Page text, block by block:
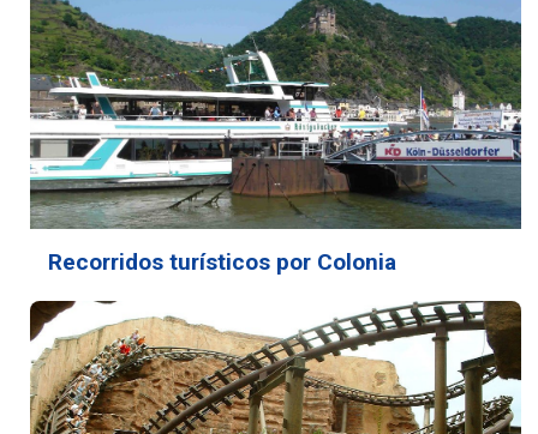
Recorridos turísticos por Colonia